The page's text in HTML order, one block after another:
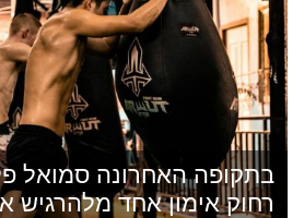
בתקופה האחרונה סמואל
רחוק אימון אחד מלהרגיש